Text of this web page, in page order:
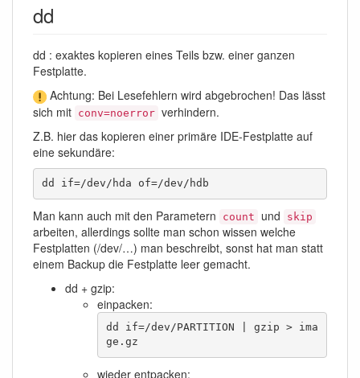
dd
dd : exaktes kopieren eines Teils bzw. einer ganzen
Festplatte.
Achtung: Bei Lesefehlern wird abgebrochen! Das lässt
sich mit conv=noerror verhindern.
Z.B. hier das kopieren einer primäre IDE-Festplatte auf
eine sekundäre:
dd if=/dev/hda of=/dev/hdb
Man kann auch mit den Parametern count und skip
arbeiten, allerdings sollte man schon wissen welche
Festplatten (/dev/…) man beschreibt, sonst hat man statt
einem Backup die Festplatte leer gemacht.
dd + gzip:
einpacken:
dd if=/dev/PARTITION | gzip > ima
ge.gz
wieder entpacken: